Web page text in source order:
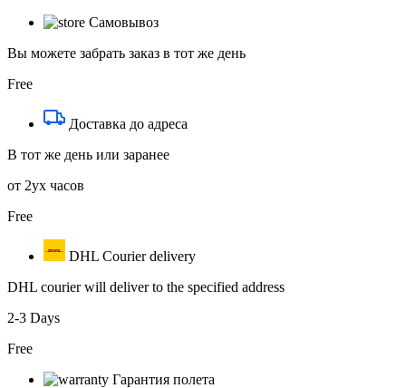
Самовывоз
Вы можете забрать заказ в тот же день
Free
Доставка до адреса
В тот же день или заранее
от 2ух часов
Free
DHL Courier delivery
DHL courier will deliver to the specified address
2-3 Days
Free
Гарантия полета